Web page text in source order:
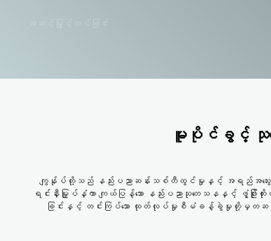
အဆင့်မြှင့်တင်ခြင်း
မူပိုင်ခွင့် သု
ကျွန်ုပ်တို့သည် နည်းပညာဆန်းသစ်တီထွင်မှုနှင့် အရည်အသွေးစီ
ရင်းနှီးမြှုပ်နှံကာ ကျယ်ပြန့်သော နည်းပညာသုတေသနနှင့်
ခြင်းနှင့် တင်းကြပ်သော ထုတ်လုပ်မှုစီမံခန့်ခွဲမှုတို့မှတဆ